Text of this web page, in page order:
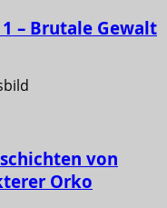
– Brutale Gewalt
von
Orko